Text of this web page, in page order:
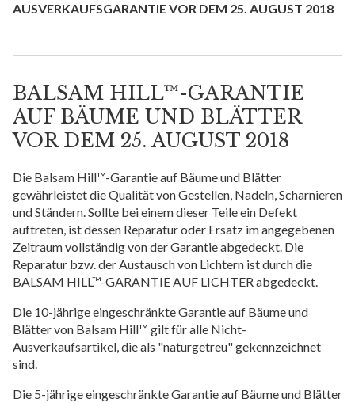
AUSVERKAUFSGARANTIE VOR DEM 25. AUGUST 2018
BALSAM HILL™-GARANTIE
AUF BÄUME UND BLÄTTER
VOR DEM 25. AUGUST 2018
Die Balsam Hill™-Garantie auf Bäume und Blätter
gewährleistet die Qualität von Gestellen, Nadeln, Scharnieren
und Ständern. Sollte bei einem dieser Teile ein Defekt
auftreten, ist dessen Reparatur oder Ersatz im angegebenen
Zeitraum vollständig von der Garantie abgedeckt. Die
Reparatur bzw. der Austausch von Lichtern ist durch die
BALSAM HILL™-GARANTIE AUF LICHTER abgedeckt.
Die 10-jährige eingeschränkte Garantie auf Bäume und
Blätter von Balsam Hill™ gilt für alle Nicht-
Ausverkaufsartikel, die als "naturgetreu" gekennzeichnet
sind.
Die 5-jährige eingeschränkte Garantie auf Bäume und Blätter